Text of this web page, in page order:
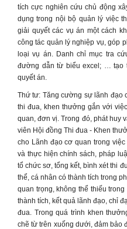
tích cực nghiên cứu chủ động
dụng trong nội bộ quản lý việc
giải quyết các vụ án một cách
công tác quản lý nghiệp vụ, góp
loại vụ án. Danh chỉ mục tra
đường dẫn từ biểu excel; … tạo
quyết án.
Thứ tư: Tăng cường sự lãnh đạo
thi đua, khen thưởng gắn với
quan, đơn vị. Trong đó, phát huy
viên Hội đồng Thi đua - Khen
cho Lãnh đạo cơ quan trong
và thực hiện chính sách, pháp
tổ chức sơ, tổng kết, bình xét thi
thể, cá nhân có thành tích trong
quan trọng, không thể thiếu
thành tích, kết quả lãnh đạo, chỉ
đua. Trong quá trình khen
chẽ từ trên xuống dưới, đảm bảo